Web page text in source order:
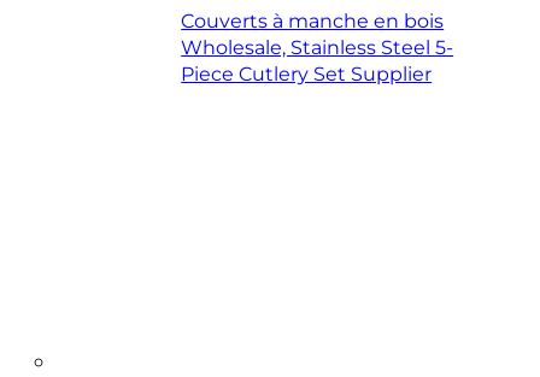
Couverts à manche en bois
Wholesale, Stainless Steel 5-
Piece Cutlery Set Supplier